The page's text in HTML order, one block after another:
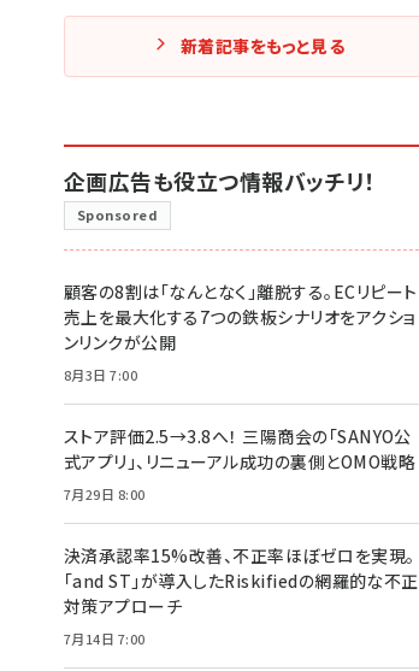
新着記事をもっと見る
企画広告も役立つ情報バッチリ！
Sponsored
顧客の8割は「なんとなく」離脱する。ECリピート
売上を最大化する7つの鉄板シナリオをアクショ
ンリンクが公開
8月3日 7:00
ストア評価2.5→3.8へ！ 三陽商会の「SANYO公
式アプリ」、リニューアル成功の裏側とOMO戦略
7月29日 8:00
決済承認率15%改善、不正率ほぼゼロを実現。
「and ST」が導入したRiskifiedの網羅的な不正
対策アプローチ
7月14日 7:00